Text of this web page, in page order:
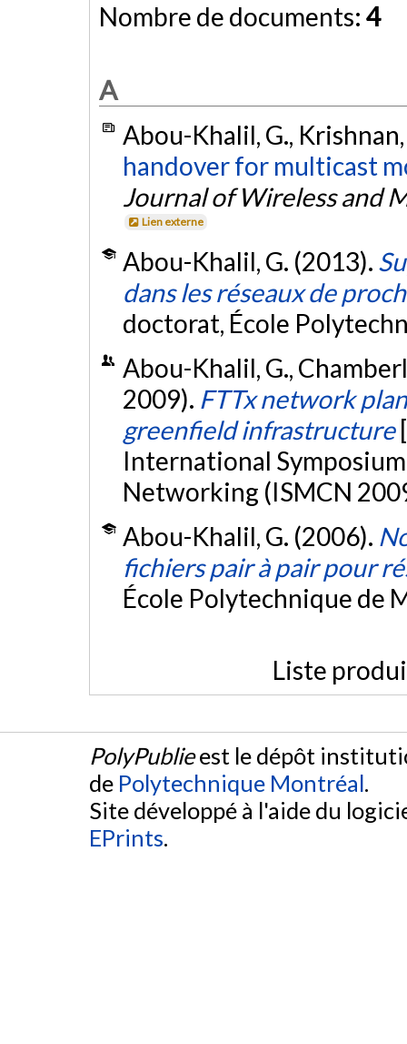
Nombre de documents: 4
A
Abou-Khalil, G.,
handover for multicast
Journal of Wireless and
Lien externe
Abou-Khalil, G. (2013).
dans les réseaux de
doctorat, École
Abou-Khalil, G.,
2009). FTTx network
greenfield infrastructure
International
Networking (ISMCN
Abou-Khalil, G. (2006).
fichiers pair à pair pour
École Polytechnique de
Liste
PolyPublieest le dépôt
de Polytechnique Montréal.
Site développé à l'aide du
EPrints.